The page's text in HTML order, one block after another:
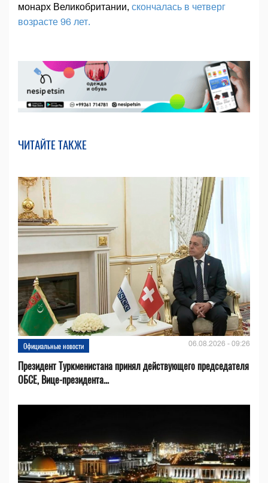
монарх Великобритании, скончалась в четверг
возрасте 96 лет.
ЧИТАЙТЕ ТАКЖЕ
Официальные новости 06.08.2026 - 09:26
Президент Туркменистана принял действующего председателя
ОБСЕ, Вице-президента...